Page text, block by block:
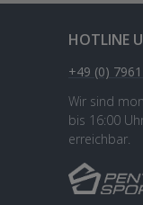
HOTLINE
+49 (0)
Wir sind
bis 16:00
erreichbar.